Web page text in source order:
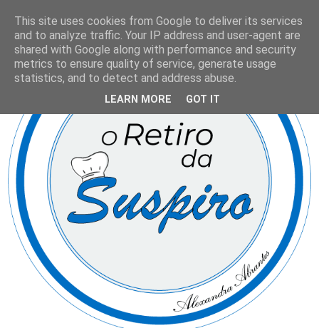
This site uses cookies from Google to deliver its services
and to analyze traffic. Your IP address and user-agent are
shared with Google along with performance and security
metrics to ensure quality of service, generate usage
statistics, and to detect and address abuse.
LEARN MORE GOT IT